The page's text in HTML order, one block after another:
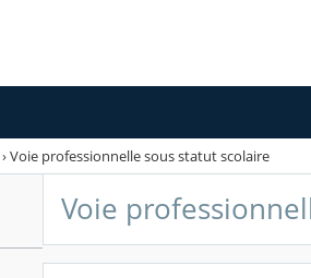
›Voie professionnelle sous statut scolaire
Voie